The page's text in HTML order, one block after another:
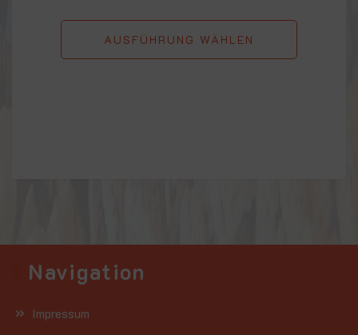
AUSFÜHRUNG WÄHLEN
Navigation
Impressum